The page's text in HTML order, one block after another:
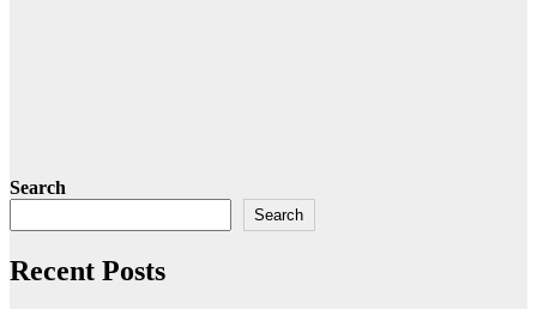
Search
Search
Recent Posts